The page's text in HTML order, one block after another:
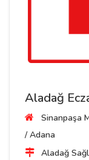
Aladağ
Sinanpaşa
/ Adana
Aladağ